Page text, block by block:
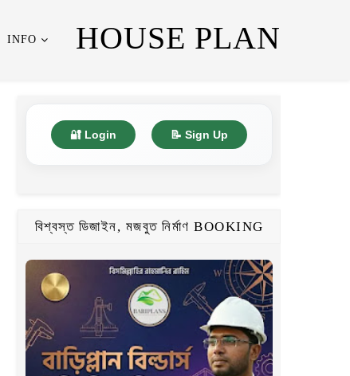
HOUSE PLAN
INFO
🔐 Login 📝 Sign Up
বিশ্বস্ত ডিজাইন, মজবুত নির্মাণ BOOKING